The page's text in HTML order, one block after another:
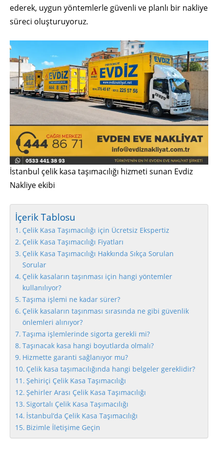
ederek, uygun yöntemlerle güvenli ve planlı bir nakliye
süreci oluşturuyoruz.
İstanbul çelik kasa taşımacılığı hizmeti sunan Evdiz
Nakliye ekibi
İçerik Tablosu
Çelik Kasa Taşımacılığı için Ücretsiz Ekspertiz
Çelik Kasa Taşımacılığı Fiyatları
Çelik Kasa Taşımacılığı Hakkında Sıkça Sorulan
Sorular
Çelik kasaların taşınması için hangi yöntemler
kullanılıyor?
Taşıma işlemi ne kadar sürer?
Çelik kasaların taşınması sırasında ne gibi güvenlik
önlemleri alınıyor?
Taşıma işlemlerinde sigorta gerekli mi?
Taşınacak kasa hangi boyutlarda olmalı?
Hizmette garanti sağlanıyor mu?
Çelik kasa taşımacılığında hangi belgeler gereklidir?
Şehiriçi Çelik Kasa Taşımacılığı
Şehirler Arası Çelik Kasa Taşımacılığı
Sigortalı Çelik Kasa Taşımacılığı
İstanbul’da Çelik Kasa Taşımacılığı
Bizimle İletişime Geçin